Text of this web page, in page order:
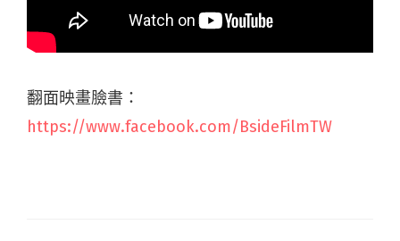
翻面映畫臉書：
https://www.facebook.com/BsideFilmTW